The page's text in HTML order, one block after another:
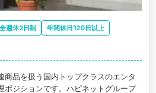
週休2日制
年間休日120日以上
商品を扱う国内トップクラスのエンタ
ポジションです。ハピネットグループ